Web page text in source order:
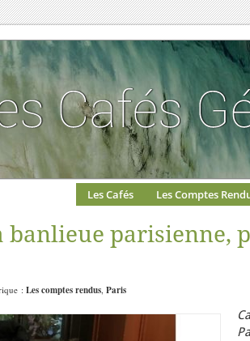
Les Cafés Les Comptes
banlieue parisienne,
: Les comptes rendus, Paris